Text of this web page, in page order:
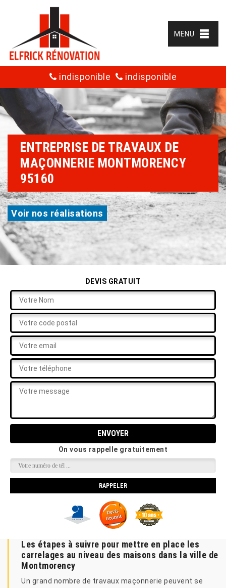
MENU
indisponible indisponible
ENTREPRISE DE TRAVAUX DE
MAÇONNERIE MONTMORENCY
95160
Voir nos réalisations
DEVIS GRATUIT
On vous rappelle gratuitement
Les étapes à suivre pour mettre en place les
carrelages au niveau des maisons dans la ville de
Montmorency
Un grand nombre de travaux maçonnerie peuvent se